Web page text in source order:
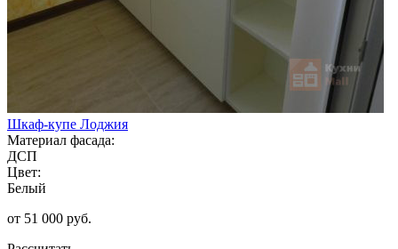
Шкаф-купе Лоджия
Материал фасада:
ДСП
Цвет:
Белый
от 51 000 руб.